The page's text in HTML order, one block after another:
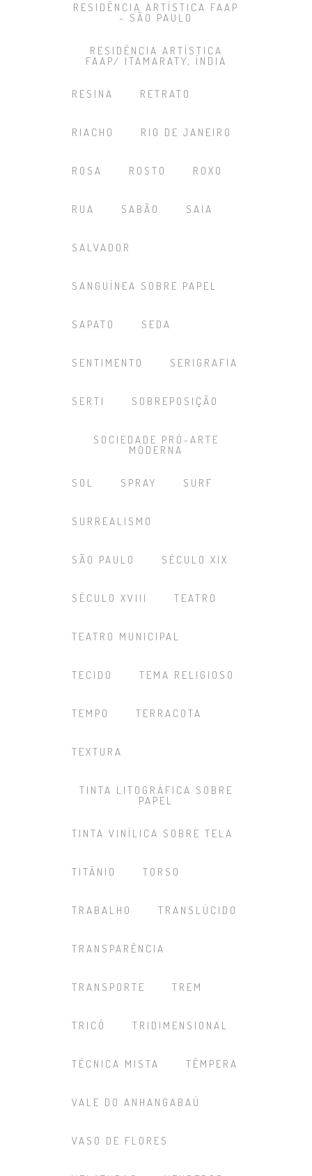
RESIDÊNCIA ARTÍSTICA FAAP
- SÃO PAULO
RESIDÊNCIA ARTÍSTICA
FAAP/ ITAMARATY, ÍNDIA
RESINA RETRATO
RIACHO RIO DE JANEIRO
ROSA ROSTO ROXO
RUA SABÃO SAIA
SALVADOR
SANGUÍNEA SOBRE PAPEL
SAPATO SEDA
SENTIMENTO SERIGRAFIA
SERTI SOBREPOSIÇÃO
SOCIEDADE PRÓ-ARTE
MODERNA
SOL SPRAY SURF
SURREALISMO
SÃO PAULO SÉCULO XIX
SÉCULO XVIII TEATRO
TEATRO MUNICIPAL
TECIDO TEMA RELIGIOSO
TEMPO TERRACOTA
TEXTURA
TINTA LITOGRÁFICA SOBRE
PAPEL
TINTA VINÍLICA SOBRE TELA
TITÂNIO TORSO
TRABALHO TRANSLÚCIDO
TRANSPARÊNCIA
TRANSPORTE TREM
TRICÔ TRIDIMENSIONAL
TÉCNICA MISTA TÊMPERA
VALE DO ANHANGABAÚ
VASO DE FLORES